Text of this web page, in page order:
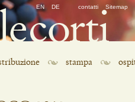
EN DE
Salta
navigazione
contatti Sitemap
stampa